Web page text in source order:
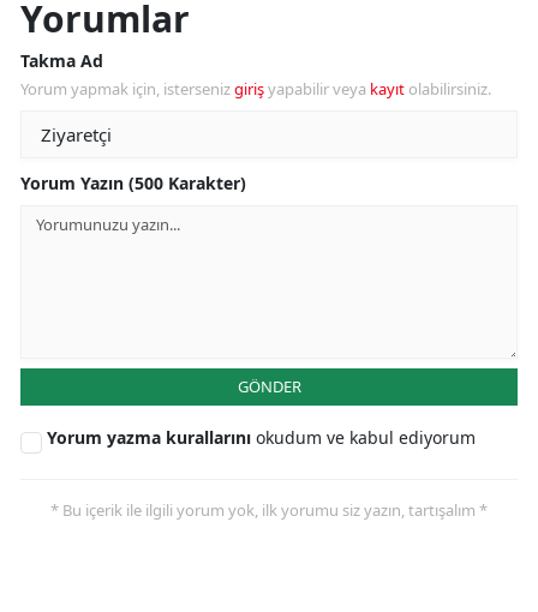
Yorumlar
Takma Ad
Yorum yapmak için, istersenizgirişyapabilir veya kayıt olabilirsiniz.
Yorum Yazın (500 Karakter)
GÖNDER
Yorum yazma kurallarını okudum ve kabul ediyorum
* Bu içerik ile ilgili yorum yok, ilk yorumu siz yazın, tartışalım *